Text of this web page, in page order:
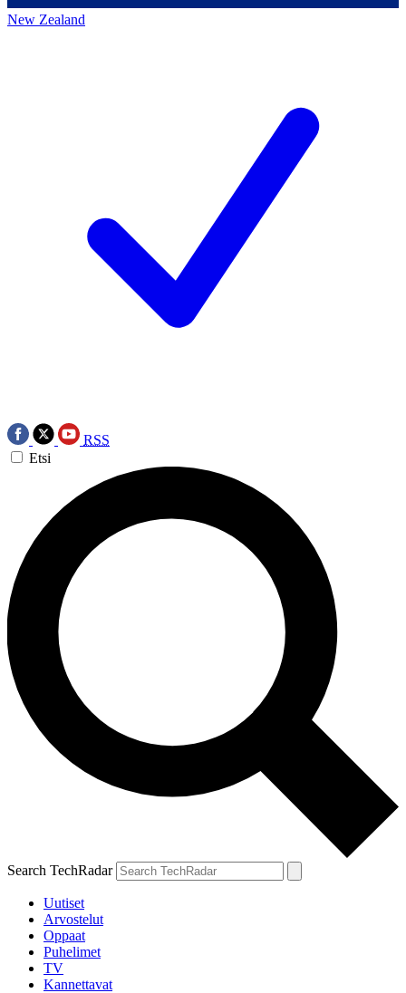
New Zealand
RSS
Etsi
Search TechRadar
Uutiset
Arvostelut
Oppaat
Puhelimet
TV
Kannettavat